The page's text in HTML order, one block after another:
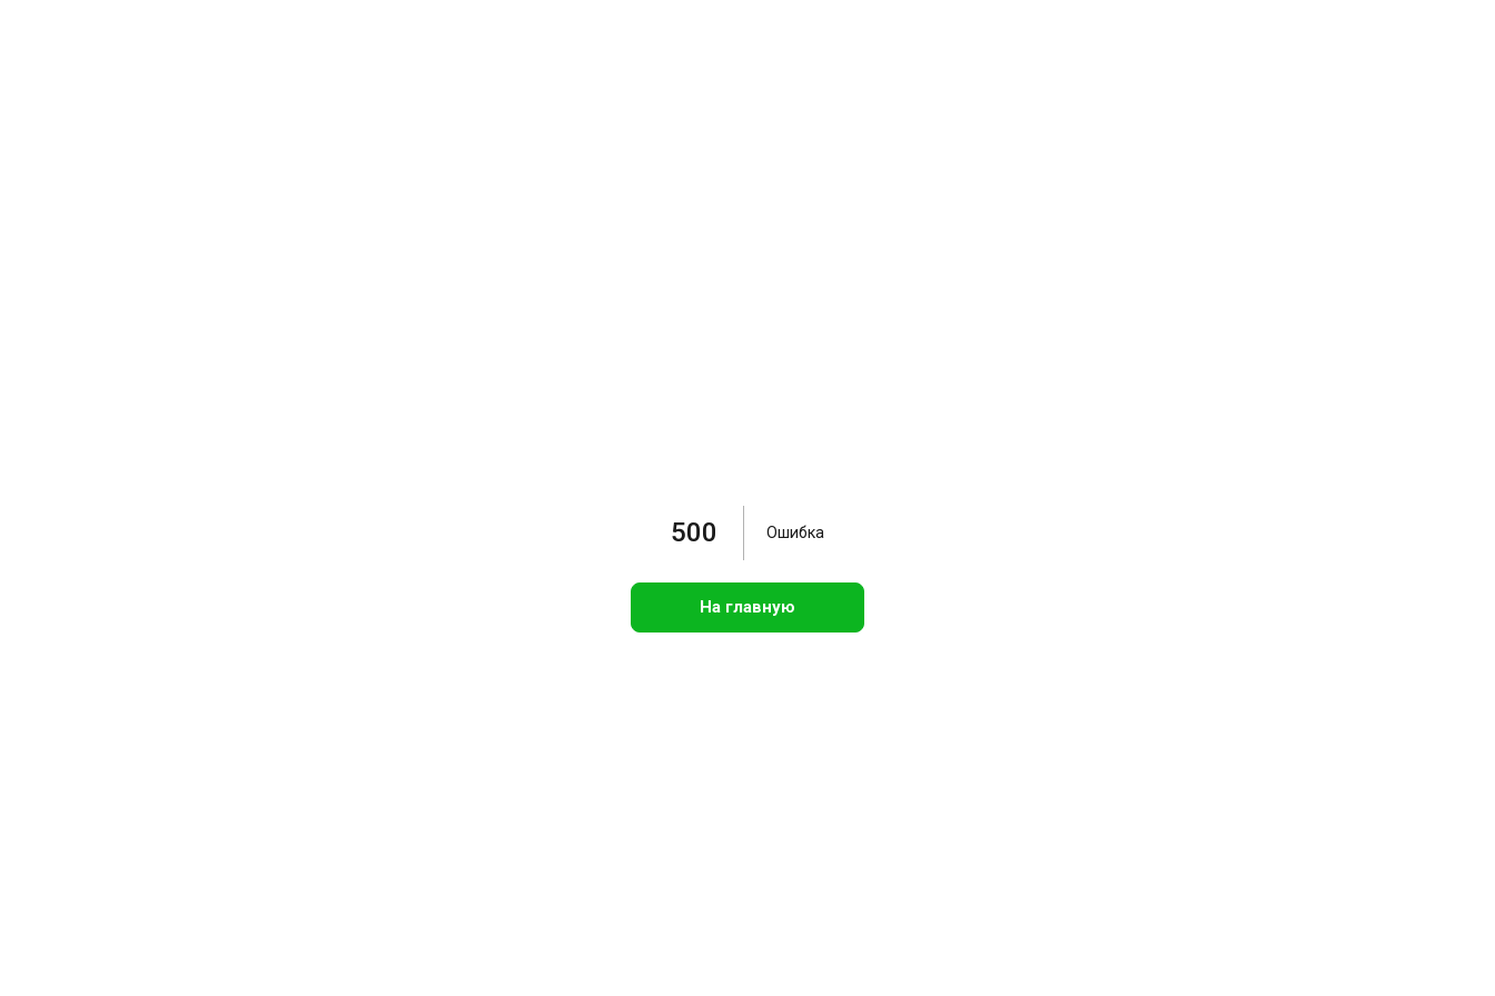
500 Ошибка
На главную